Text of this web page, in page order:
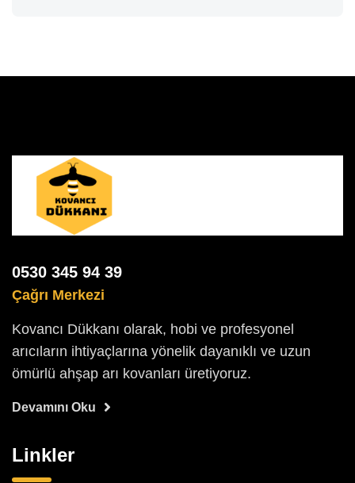
0530 345 94 39
Çağrı Merkezi
Kovancı Dükkanı olarak, hobi ve profesyonel
arıcıların ihtiyaçlarına yönelik dayanıklı ve uzun
ömürlü ahşap arı kovanları üretiyoruz.
Devamını Oku
Linkler